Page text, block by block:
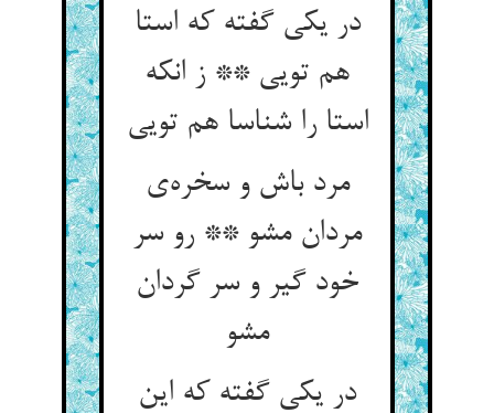
در یکی گفته که استا
هم تویی ** ز انکه
استا را شناسا هم تویی‌‌
مرد باش و سخره‌‌ی
مردان مشو ** رو سر
خود گیر و سر گردان
مشو
در یکی گفته که این